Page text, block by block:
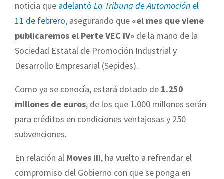
noticia que adelantó La Tribuna de Automoción el
11 de febrero, asegurando que «el mes que viene
publicaremos el Perte VEC IV» de la mano de la
Sociedad Estatal de Promoción Industrial y
Desarrollo Empresarial (Sepides).
Como ya se conocía, estará dotado de 1.250
millones de euros, de los que 1.000 millones serán
para créditos en condiciones ventajosas y 250
subvenciones.
En relación al Moves III, ha vuelto a refrendar el
compromiso del Gobierno con que se ponga en